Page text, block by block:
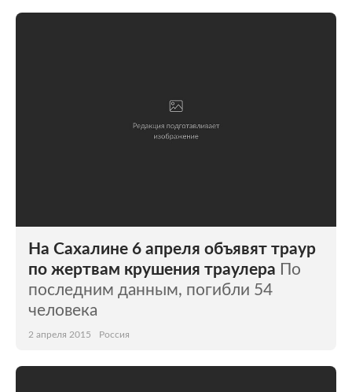
На Сахалине 6 апреля объявят траур
по жертвам крушения траулера По
последним данным, погибли 54
человека
2 апреля 2015 Россия